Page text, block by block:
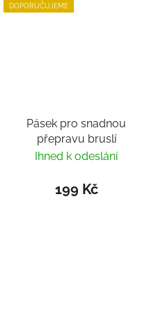
DOPORUČUJEME
Pásek pro snadnou
přepravu bruslí
Ihned k odeslání
199 Kč